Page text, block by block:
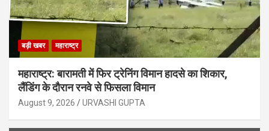
बड़ी खबर महाराष्ट्र
महाराष्ट्र: बारामती में फिर ट्रेनिंग विमान हादसे का शिकार,
लैंडिंग के दौरान रनवे से फिसला विमान
August 9, 2026 URVASHI GUPTA